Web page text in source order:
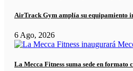
AirTrack Gym amplía su equipamiento
6 Ago, 2026
La Mecca Fitness suma sede en formato